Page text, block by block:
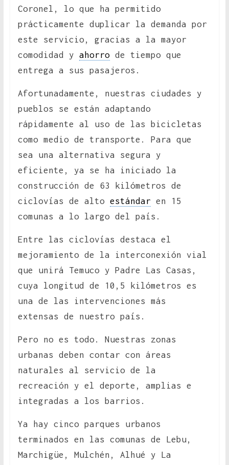
Coronel, lo que ha permitido
prácticamente duplicar la demanda por
este servicio, gracias a la mayor
comodidad y ahorrode tiempo que
entrega a sus pasajeros.
Afortunadamente, nuestras ciudades y
pueblos se están adaptando
rápidamente al uso de las bicicletas
como medio de transporte. Para que
sea una alternativa segura y
eficiente, ya se ha iniciado la
construcción de 63 kilómetros de
ciclovías de alto estándar en 15
comunas a lo largo del país.
Entre las ciclovías destaca el
mejoramiento de la interconexión vial
que unirá Temuco y Padre Las Casas,
cuya longitud de 10,5 kilómetros es
una de las intervenciones más
extensas de nuestro país.
Pero no es todo. Nuestras zonas
urbanas deben contar con áreas
naturales al servicio de la
recreación y el deporte, amplias e
integradas a los barrios.
Ya hay cinco parques urbanos
terminados en las comunas de Lebu,
Marchigüe, Mulchén, Alhué y La